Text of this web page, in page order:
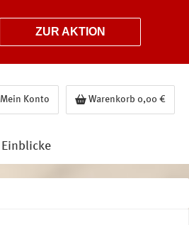
ZUR AKTION
Mein Konto Warenkorb 0,00 €
Einblicke